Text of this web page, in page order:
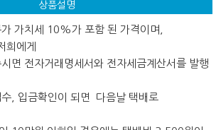
상품설명
가치세 10%가 포함 된 가격이며,
희에게
면 전자거래명세서와 전자세금계산서를 발행
, 입금확인이 되면 다음날 택배로